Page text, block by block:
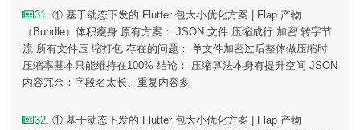
31. ① 基于动态下发的 Flutter 包大小优化方案 | Flap 产物
（Bundle）体积瘦身 原有方案： JSON 文件 压缩成行 加密 转字节
流 所有文件压 缩打包 存在的问题： 单文件加密过后整体做压缩时
压缩率基本只能维持在100% 结论： 压缩算法本身有提升空间 JSON
内容冗余：字段名太长、重复内容多
32. ① 基于动态下发的 Flutter 包大小优化方案 | Flap 产物